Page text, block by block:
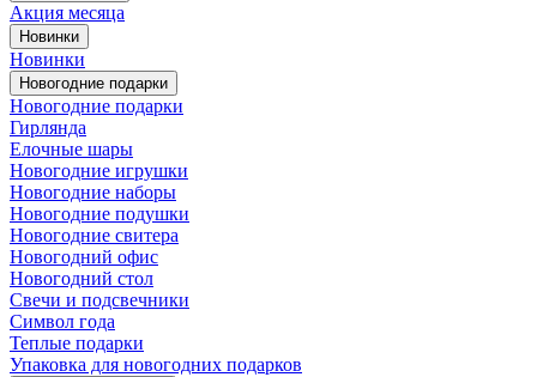
Акция месяца
Новинки
Новинки
Новогодние подарки
Новогодние подарки
Гирлянда
Елочные шары
Новогодние игрушки
Новогодние наборы
Новогодние подушки
Новогодние свитера
Новогодний офис
Новогодний стол
Свечи и подсвечники
Символ года
Теплые подарки
Упаковка для новогодних подарков